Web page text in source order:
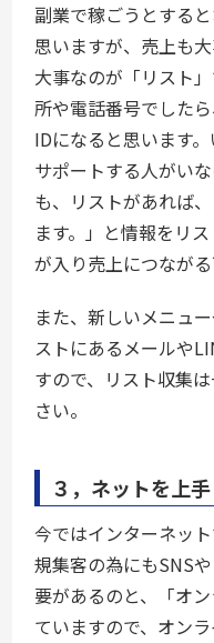
副業で稼ごうとする
思いますが、売上も
大事なのが「リスト
所や電話番号でした
IDになると思います
サポートする人がい
も、リストがあれ
ます。」と情報をリ
が入り売上につながる
また、新しいメニュ
ストにあるメールや
すので、リスト収集
さい。
３，ネットを上
今ではインターネッ
規集客の為にもSNS
要があるのと、「オ
ていますので、オン